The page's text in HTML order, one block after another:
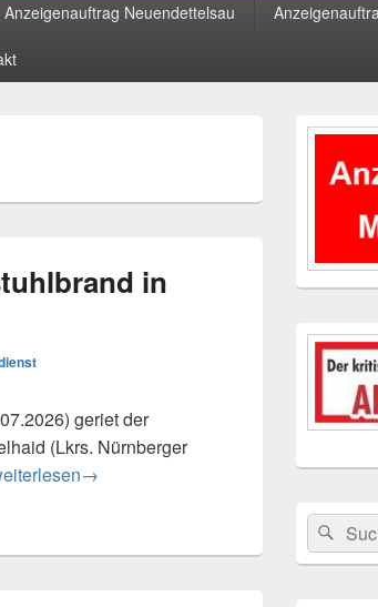
Anzeigenauftrag Neuendettelsau
in
geriet der
(Lkrs. Nürnberger
Dachstuhlbrand in
→
Primärer
Suchen
nach: